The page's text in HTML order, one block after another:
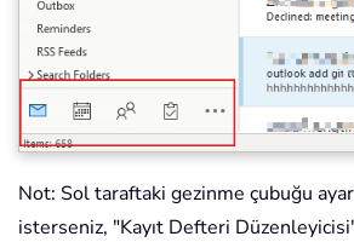
Not: Sol taraftaki gezinme çubuğu
isterseniz, "Kayıt Defteri